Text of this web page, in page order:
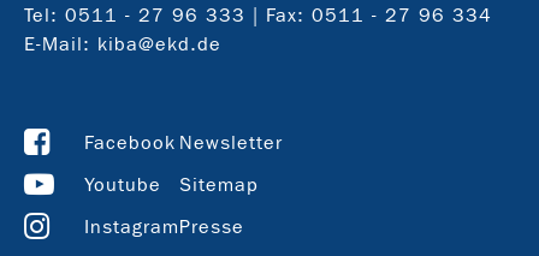
Tel: 0511 - 27 96 333
| Fax: 0511 - 27 96 334
E-Mail: kiba@ekd.de
Facebook
Youtube
Instagram
Newsletter
Sitemap
Presse